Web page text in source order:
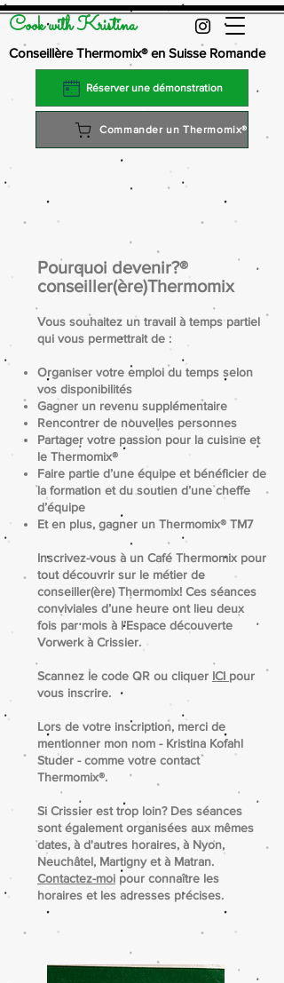
Cook with Kristina
Conseillère Thermomix® en Suisse Romande
Réserver une démonstration
Commander un Thermomix®
®?
Pourquoi devenir
conseiller(ère)Thermomix
Vous souhaitez un travail à temps partiel
qui vous permettrait de :​
Organiser votre emploi du temps selon
vos disponibilités
Gagner un revenu supplémentaire
Rencontrer de nouvelles personnes
Partager votre passion pour la cuisine et
le Thermomix®
Faire partie d’une équipe et bénéficier de
la formation et du soutien d’une cheffe
d’équipe
Et en plus, gagner un Thermomix® TM7
Inscrivez-vous à un Café Thermomix pour
tout découvrir sur le métier de
conseiller(ère) Thermomix! Ces séances
conviviales d’une heure ont lieu deux
fois par mois à l’Espace découverte
Vorwerk à Crissier.
Scannez le code QR ou cliquer ICI pour
vous inscrire.
Lors de votre inscription, merci de
mentionner mon nom - Kristina Kofahl
Studer - comme votre contact
Thermomix®.​
Si Crissier est trop loin? Des séances
sont également organisées aux mêmes
dates, à d'autres horaires, à Nyon,
Neuchâtel, Martigny et à Matran.
Contactez-moi pour connaître les
horaires et les adresses précises.